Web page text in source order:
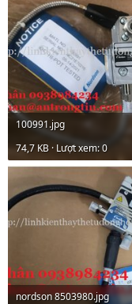
100991.jpg
74,7 KB · Lượt xem: 0
nordson 8503980.jpg